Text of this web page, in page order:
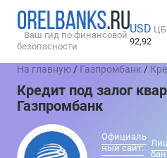
Ваш гид по финансовой
безопасности
USD ЦБ
92,92
На главную / Газпромбанк /
Кредит под залог
Газпромбанк
Официаль
ный сайт: